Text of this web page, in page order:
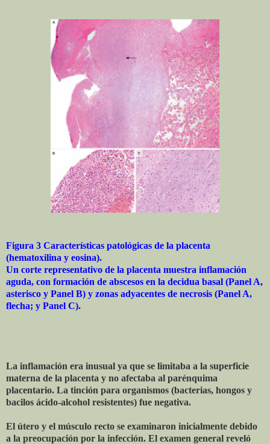
Figura 3 Características patológicas de la placenta
(hematoxilina y eosina).
Un corte representativo de la placenta muestra inflamación
aguda, con formación de abscesos en la decidua basal (Panel A,
asterisco y Panel B) y zonas adyacentes de necrosis (Panel A,
flecha; y Panel C).
La inflamación era inusual ya que se limitaba a la superficie
materna de la placenta y no afectaba al parénquima
placentario. La tinción para organismos (bacterias, hongos y
bacilos ácido-alcohol resistentes) fue negativa.
El útero y el músculo recto se examinaron inicialmente debido
a la preocupación por la infección. El examen general reveló